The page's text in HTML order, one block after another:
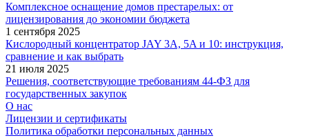
Комплексное оснащение домов престарелых: от
лицензирования до экономии бюджета
1 сентября 2025
Кислородный концентратор JAY 3A, 5A и 10: инструкция,
сравнение и как выбрать
21 июля 2025
Решения, соответствующие требованиям 44-ФЗ для
государственных закупок
О нас
Лицензии и сертификаты
Политика обработки персональных данных